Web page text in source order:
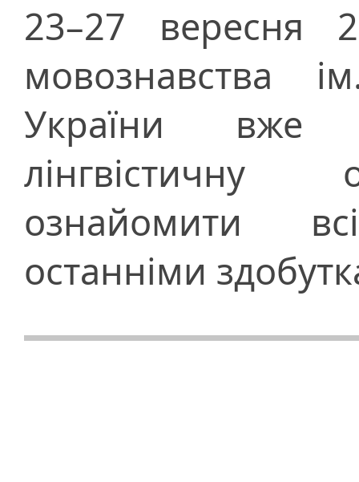
23–27 вересня
мовознавства
України вже
ознайомити
останніми